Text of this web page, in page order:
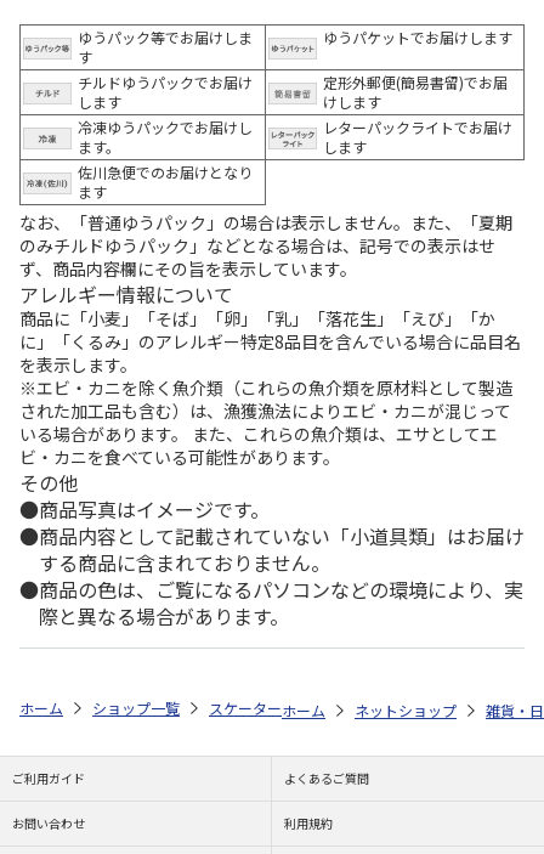
ゆうパック等でお届けしま
す
ゆうパケットでお届けします
チルドゆうパックでお届け
します
定形外郵便(簡易書留)でお届
けします
冷凍ゆうパックでお届けし
ます。
レターパックライトでお届け
します
佐川急便でのお届けとなり
ます
なお、「普通ゆうパック」の場合は表示しません。また、「夏期
のみチルドゆうパック」などとなる場合は、記号での表示はせ
ず、商品内容欄にその旨を表示しています。
アレルギー情報について
商品に「小麦」「そば」「卵」「乳」「落花生」「えび」「か
に」「くるみ」のアレルギー特定8品目を含んでいる場合に品目名
を表示します。
※エビ・カニを除く魚介類（これらの魚介類を原材料として製造
された加工品も含む）は、漁獲漁法によりエビ・カニが混じって
いる場合があります。 また、これらの魚介類は、エサとしてエ
ビ・カニを食べている可能性があります。
その他
商品写真はイメージです。
商品内容として記載されていない「小道具類」はお届け
する商品に含まれておりません。
商品の色は、ご覧になるパソコンなどの環境により、実
際と異なる場合があります。
ホーム ショップ一覧 スケーター 食パンカットガイド SNOOPY
ホーム ネットショップ 雑貨・
ご利用ガイド よくあるご質問
お問い合わせ 利用規約